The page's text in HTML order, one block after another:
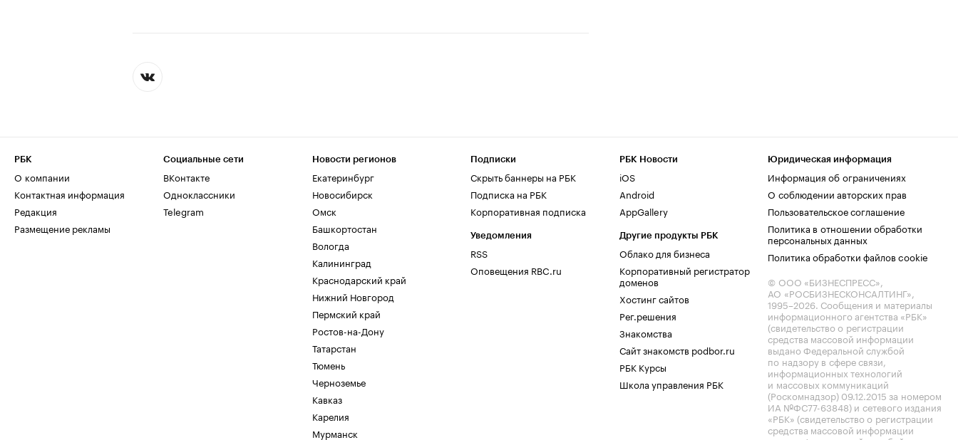
РБК
О компании
Контактная информация
Редакция
Размещение рекламы
Социальные сети
ВКонтакте
Одноклассники
Telegram
Новости регионов
Екатеринбург
Новосибирск
Омск
Башкортостан
Вологда
Калининград
Краснодарский край
Нижний Новгород
Пермский край
Ростов-на-Дону
Татарстан
Тюмень
Черноземье
Кавказ
Карелия
Мурманск
Подписки
Скрыть баннеры на РБК
Подписка на РБК
Корпоративная подписка
Уведомления
RSS
Оповещения RBC.ru
РБК Новости
iOS
Android
AppGallery
Другие продукты РБК
Облако для бизнеса
Корпоративный регистратор
доменов
Хостинг сайтов
Рег.решения
Знакомства
Сайт знакомств podbor.ru
РБК Курсы
Школа управления РБК
Юридическая информация
Информация об ограничениях
О соблюдении авторских прав
Пользовательское соглашение
Политика в отношении обработки
персональных данных
Политика обработки файлов cookie
© ООО «БИЗНЕСПРЕСС»,
АО «РОСБИЗНЕСКОНСАЛТИНГ»,
1995–2026. Сообщения и материалы
информационного агентства «РБК»
(свидетельство о регистрации
средства массовой информации
выдано Федеральной службой
по надзору в сфере связи,
информационных технологий
и массовых коммуникаций
(Роскомнадзор) 09.12.2015 за номером
ИА №ФС77-63848) и сетевого издания
«РБК» (свидетельство о регистрации
средства массовой информации